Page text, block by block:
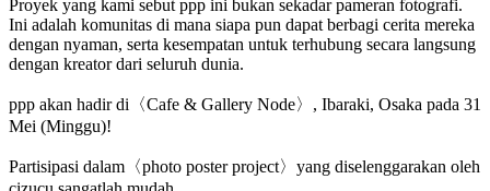
Proyek yang kami sebut ppp ini bukan sekadar pameran fotografi.
Ini adalah komunitas di mana siapa pun dapat berbagi cerita mereka
dengan nyaman, serta kesempatan untuk terhubung secara langsung
dengan kreator dari seluruh dunia.
ppp akan hadir di〈Cafe & Gallery Node〉, Ibaraki, Osaka pada 31
Mei (Minggu)!
Partisipasi dalam〈photo poster project〉yang diselenggarakan oleh